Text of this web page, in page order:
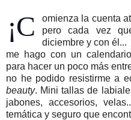
¡C
omienza la cuenta
pero cada vez
diciembre y con él...
me hago con un
para hacer un poco más
no he podido resistirme a
beauty. Mini tallas de
jabones, accesorios,
temática y seguro que